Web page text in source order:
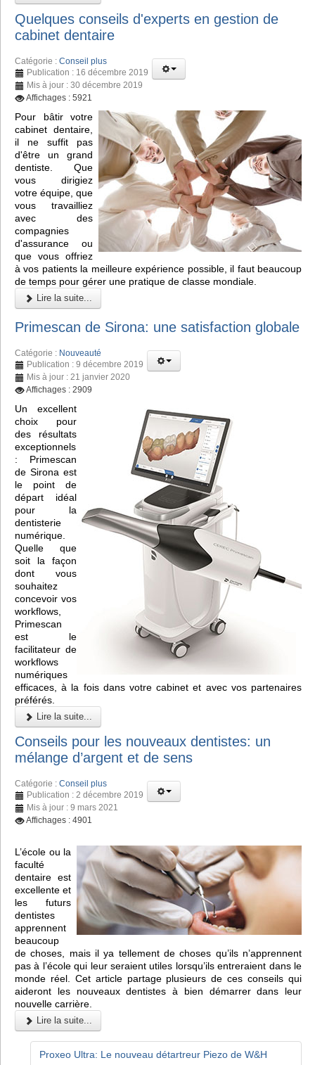
Quelques conseils d'experts en gestion de
cabinet dentaire
Catégorie : Conseil plus
Publication : 16 décembre 2019
Mis à jour : 30 décembre 2019
Affichages : 5921
Pour bâtir votre
cabinet dentaire,
il ne suffit pas
d'être un grand
dentiste. Que
vous dirigiez
votre équipe, que
vous travailliez
avec des
compagnies
d'assurance ou
que vous offriez
à vos patients la meilleure expérience possible, il faut beaucoup
de temps pour gérer une pratique de classe mondiale.
Lire la suite...
Primescan de Sirona: une satisfaction globale
Catégorie : Nouveauté
Publication : 9 décembre 2019
Mis à jour : 21 janvier 2020
Affichages : 2909
Un excellent
choix pour
des résultats
exceptionnels
: Primescan
de Sirona est
le point de
départ idéal
pour la
dentisterie
numérique.
Quelle que
soit la façon
dont vous
souhaitez
concevoir vos
workflows,
Primescan
est le
facilitateur de
workflows
numériques
efficaces, à la fois dans votre cabinet et avec vos partenaires
préférés.
Lire la suite...
Conseils pour les nouveaux dentistes: un
mélange d’argent et de sens
Catégorie : Conseil plus
Publication : 2 décembre 2019
Mis à jour : 9 mars 2021
Affichages : 4901
L’école ou la
faculté
dentaire est
excellente et
les futurs
dentistes
apprennent
beaucoup
de choses, mais il ya tellement de choses qu’ils n’apprennent
pas à l’école qui leur seraient utiles lorsqu’ils entreraient dans le
monde réel. Cet article partage plusieurs de ces conseils qui
aideront les nouveaux dentistes à bien démarrer dans leur
nouvelle carrière.
Lire la suite...
Proxeo Ultra: Le nouveau détartreur Piezo de W&H